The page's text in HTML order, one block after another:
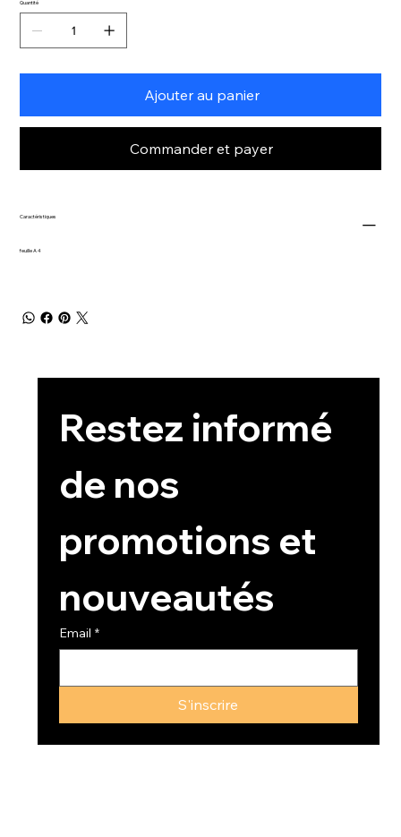
Quantité
Ajouter au panier
Commander et payer
Caractéristiques
feuille A 4
Restez informé
de nos
promotions et
nouveautés
Email *
S'inscrire